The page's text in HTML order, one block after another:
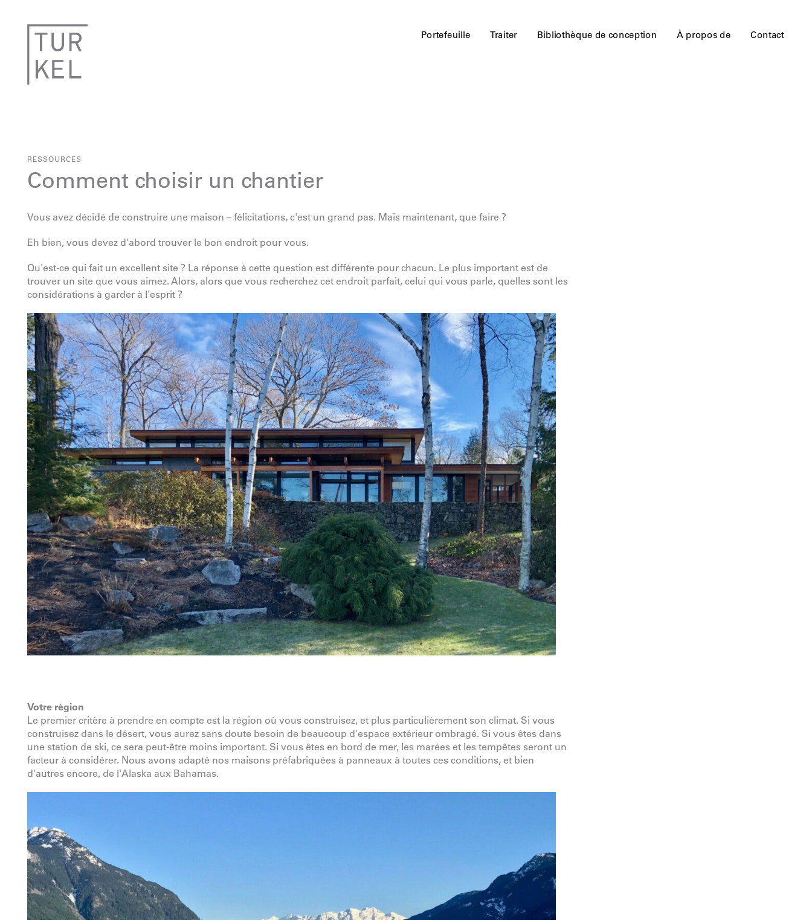
Portefeuille Traiter Bibliothèque de conception À propos de Contact
RESSOURCES
Comment choisir un chantier
Vous avez décidé de construire une maison – félicitations, c'est un grand pas. Mais maintenant, que faire ?
Eh bien, vous devez d'abord trouver le bon endroit pour vous.
Qu'est-ce qui fait un excellent site ? La réponse à cette question est différente pour chacun. Le plus important est de
trouver un site que vous aimez. Alors, alors que vous recherchez cet endroit parfait, celui qui vous parle, quelles sont les
considérations à garder à l'esprit ?
Votre région
Le premier critère à prendre en compte est la région où vous construisez, et plus particulièrement son climat. Si vous
construisez dans le désert, vous aurez sans doute besoin de beaucoup d'espace extérieur ombragé. Si vous êtes dans
une station de ski, ce sera peut-être moins important. Si vous êtes en bord de mer, les marées et les tempêtes seront un
facteur à considérer. Nous avons adapté nos maisons préfabriquées à panneaux à toutes ces conditions, et bien
d'autres encore, de l'Alaska aux Bahamas.